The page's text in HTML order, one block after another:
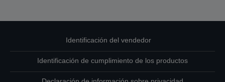
Identificación del vendedor
Identificación de cumplimiento de los productos